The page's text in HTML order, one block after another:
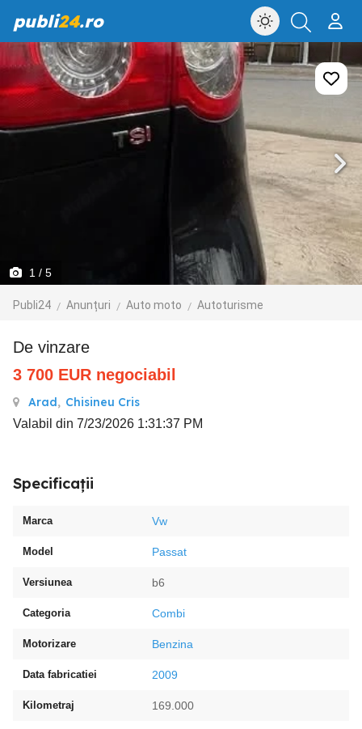
publi24.ro
1 / 5
Publi24 Anunțuri Auto moto Autoturisme
De vinzare
3 700 EUR negociabil
Arad, Chisineu Cris
Valabil din 7/23/2026 1:31:37 PM
Specificații
Marca Vw
Model Passat
Versiunea b6
Categoria Combi
Motorizare Benzina
Data fabricatiei 2009
Kilometraj 169.000